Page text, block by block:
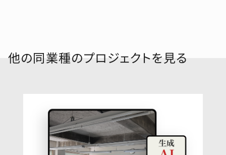
他の同業種のプロジェクトを見る